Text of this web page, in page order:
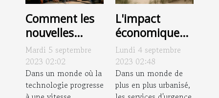
Comment les
nouvelles
technologies
transforment-
elles l'industrie
des
Mardi 5 septembre
2023 02:02
Dans un monde où la
technologie progresse
L'impact
économique
des services
d'urgence de
débouchage à
Koksijde
Lundi 4 septembre
2023 02:48
Dans un monde de
plus en plus urbanisé,